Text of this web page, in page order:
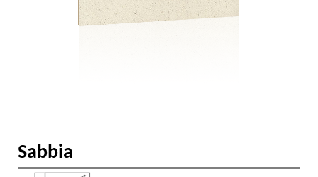
Sabbia